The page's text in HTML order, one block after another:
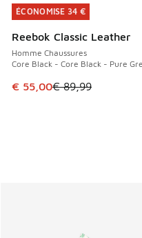
ÉCONOMISE 34 €
Reebok Classic Leather
Homme Chaussures
Core Black - Core Black - Pure
Cet article est en
€ 55,00€ 89,99
ÉCONOMISE 34 €